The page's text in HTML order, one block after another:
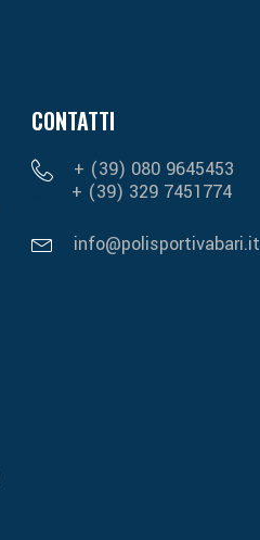
CONTATTI
+ (39) 080 9645453
+ (39) 329 7451774
info@polisportivabari.it